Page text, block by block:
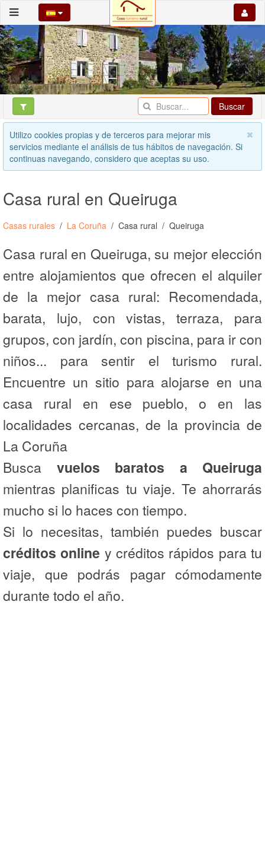
Buscar
Utilizo cookies propias y de terceros para mejorar mis
servicios mediante el análisis de tus hábitos de navegación. Si
continuas navegando, considero que aceptas su uso.
Casa rural en Queiruga
Casas rurales La Coruña Casa rural Queiruga
Casa rural en Queiruga, su mejor elección
entre alojamientos que ofrecen el alquiler
de la mejor casa rural: Recomendada,
barata, lujo, con vistas, terraza, para
grupos, con jardín, con piscina, para ir con
niños... para sentir el turismo rural.
Encuentre un sitio para alojarse en una
casa rural en ese pueblo, o en las
localidades cercanas, de la provincia de
La Coruña
Busca vuelos baratos a Queiruga
mientras planificas tu viaje. Te ahorrarás
mucho si lo haces con tiempo.
Si lo necesitas, también puedes buscar
créditos online y créditos rápidos para tu
viaje, que podrás pagar cómodamente
durante todo el año.